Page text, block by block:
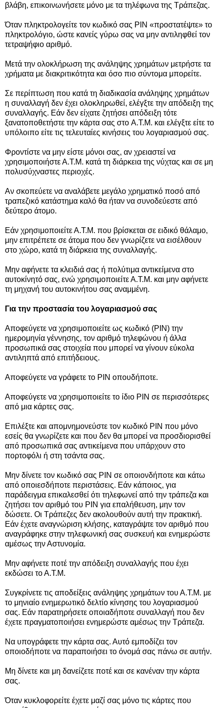
βλάβη, επικοινωνήσετε μόνο με τα τηλέφωνα της Τράπεζας.
Όταν πληκτρολογείτε τον κωδικό σας ΡΙΝ «προστατέψτε» το
πληκτρολόγιο, ώστε κανείς γύρω σας να μην αντιληφθεί τον
τετραψήφιο αριθμό.
Μετά την ολοκλήρωση της ανάληψης χρημάτων μετρήστε τα
χρήματα με διακριτικότητα και όσο πιο σύντομα μπορείτε.
Σε περίπτωση που κατά τη διαδικασία ανάληψης χρημάτων
η συναλλαγή δεν έχει ολοκληρωθεί, ελέγξτε την απόδειξη της
συναλλαγής. Εάν δεν είχατε ζητήσει απόδειξη τότε
ξανατοποθετήστε την κάρτα σας στο A.T.M. και ελέγξτε είτε το
υπόλοιπο είτε τις τελευταίες κινήσεις του λογαριασμού σας.
Φροντίστε να μην είστε μόνοι σας, αν χρειαστεί να
χρησιμοποιήστε Α.Τ.Μ. κατά τη διάρκεια της νύχτας και σε μη
πολυσύχναστες περιοχές.
Αν σκοπεύετε να αναλάβετε μεγάλο χρηματικό ποσό από
τραπεζικό κατάστημα καλό θα ήταν να συνοδεύεστε από
δεύτερο άτομο.
Εάν χρησιμοποιείτε Α.Τ.Μ. που βρίσκεται σε ειδικό θάλαμο,
μην επιτρέπετε σε άτομα που δεν γνωρίζετε να εισέλθουν
στο χώρο, κατά τη διάρκεια της συναλλαγής.
Μην αφήνετε τα κλειδιά σας ή πολύτιμα αντικείμενα στο
αυτοκίνητό σας, ενώ χρησιμοποιείτε Α.Τ.Μ. και μην αφήνετε
τη μηχανή του αυτοκινήτου σας αναμμένη.
Για την προστασία του λογαριασμού σας
Αποφεύγετε να χρησιμοποιείτε ως κωδικό (ΡΙΝ) την
ημερομηνία γέννησης, τον αριθμό τηλεφώνου ή άλλα
προσωπικά σας στοιχεία που μπορεί να γίνουν εύκολα
αντιληπτά από επιτήδειους.
Αποφεύγετε να γράφετε το ΡΙΝ οπουδήποτε.
Αποφεύγετε να χρησιμοποιείτε το ίδιο ΡΙΝ σε περισσότερες
από μια κάρτες σας.
Επιλέξτε και απομνημονεύστε τον κωδικό ΡΙΝ που μόνο
εσείς θα γνωρίζετε και που δεν θα μπορεί να προσδιορισθεί
από προσωπικά σας αντικείμενα που υπάρχουν στο
πορτοφόλι ή στη τσάντα σας.
Μην δίνετε τον κωδικό σας PIN σε οποιονδήποτε και κάτω
από οποιεσδήποτε περιστάσεις. Εάν κάποιος, για
παράδειγμα επικαλεσθεί ότι τηλεφωνεί από την τράπεζα και
ζητήσει τον αριθμό του ΡΙΝ για επαλήθευση, μην τον
δώσετε. Οι Τράπεζες δεν ακολουθούν αυτή την πρακτική.
Εάν έχετε αναγνώριση κλήσης, καταγράψτε τον αριθμό που
αναγράφηκε στην τηλεφωνική σας συσκευή και ενημερώστε
αμέσως την Αστυνομία.
Μην αφήνετε ποτέ την απόδειξη συναλλαγής που έχει
εκδώσει το Α.Τ.Μ.
Συγκρίνετε τις αποδείξεις ανάληψης χρημάτων του Α.Τ.Μ. με
το μηνιαίο ενημερωτικό δελτίο κίνησης του λογαριασμού
σας. Εάν παρατηρήσετε οποιαδήποτε συναλλαγή που δεν
έχετε πραγματοποιήσει ενημερώστε αμέσως την Τράπεζα.
Να υπογράφετε την κάρτα σας. Αυτό εμποδίζει τον
οποιοδήποτε να παραποιήσει το όνομά σας πάνω σε αυτήν.
Μη δίνετε και μη δανείζετε ποτέ και σε κανέναν την κάρτα
σας.
Όταν κυκλοφορείτε έχετε μαζί σας μόνο τις κάρτες που